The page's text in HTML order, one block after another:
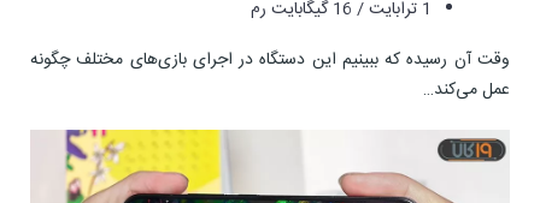
1 ترابایت / 16 گیگابایت رم
وقت آن رسیده که ببینیم این دستگاه در اجرای بازی‌های مختلف چگونه
عمل می‌کند…